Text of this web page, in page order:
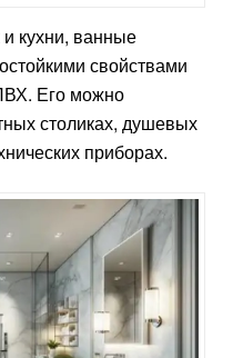
и кухни, ванные
свойствами
Его можно
столиках, душевых
приборах.